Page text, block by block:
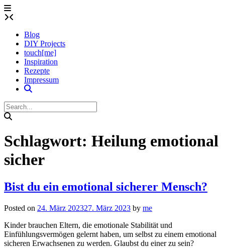
Skip
to
Blog
DIY Projects
touch[me]
Inspiration
Rezepte
Impressum
Schlagwort: Heilung emotional
sicher
Bist du ein emotional sicherer Mensch?
Posted on 24. März 202327. März 2023 by me
Kinder brauchen Eltern, die emotionale Stabilität und
Einfühlungsvermögen gelernt haben, um selbst zu einem emotional
sicheren Erwachsenen zu werden. Glaubst du einer zu sein?